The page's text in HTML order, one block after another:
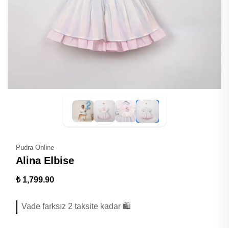
Pudra Online
Alina Elbise
₺ 1,799.90
Vade farksız 2 taksite kadar 🛍️